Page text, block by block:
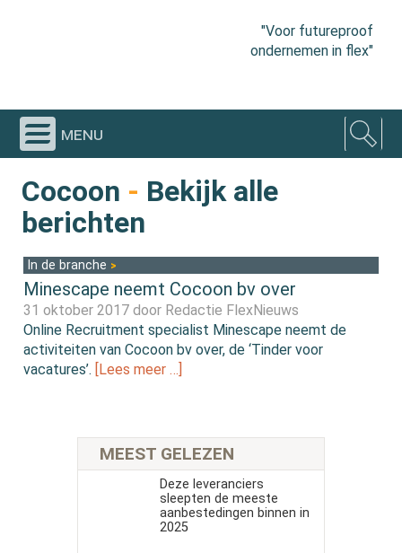
"Voor futureproof
ondernemen in flex"
menu
Cocoon - Bekijk alle
berichten
In de branche
Minescape neemt Cocoon bv over
31 oktober 2017 door Redactie FlexNieuws
Online Recruitment specialist Minescape neemt de
activiteiten van Cocoon bv over, de ‘Tinder voor
vacatures’. [Lees meer …]
MEEST GELEZEN
Deze leveranciers
sleepten de meeste
aanbestedingen binnen in
2025